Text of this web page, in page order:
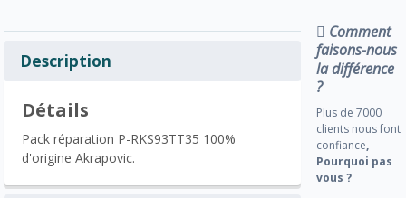
Description
Détails
Pack réparation P-RKS93TT35 100%
d'origine Akrapovic.
Comment
faisons-nous
la différence
?
Plus de 7000
clients nous font
confiance,
Pourquoi pas
vous ?